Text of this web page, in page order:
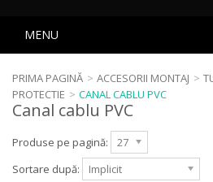
MENU
PRIMA PAGINĂ > ACCESORII MONTAJ >
PROTECTIE > CANAL CABLU PVC
Canal cablu PVC
Produse pe pagină:
27
Sortare după:
Implicit